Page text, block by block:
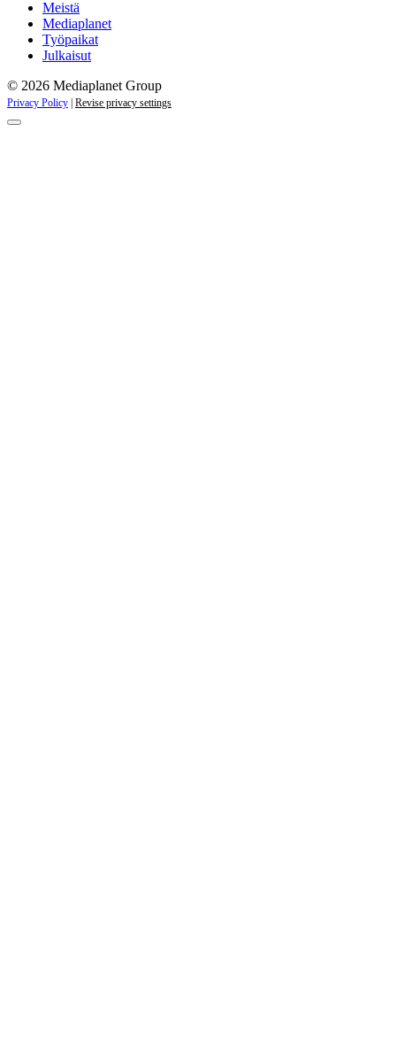
Meistä
Mediaplanet
Työpaikat
Julkaisut
© 2026 Mediaplanet Group
Privacy Policy Revise privacy settings